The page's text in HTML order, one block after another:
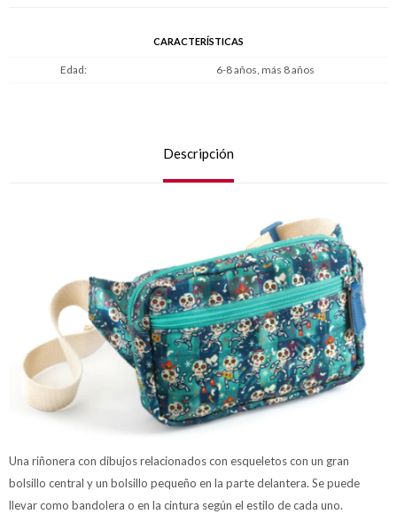
CARACTERÍSTICAS
Edad 6-8 años, más 8 años
Descripción
Una riñonera con dibujos relacionados con esqueletos con un gran
bolsillo central y un bolsillo pequeño en la parte delantera. Se puede
llevar como bandolera o en la cintura según el estilo de cada uno.